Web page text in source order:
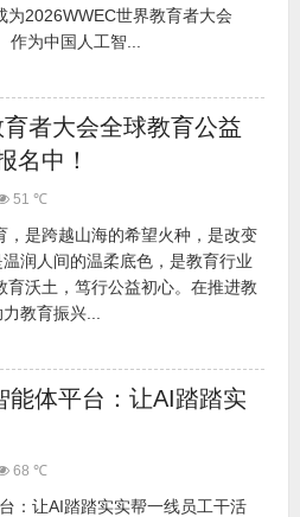
2026WWEC世界教育者大会
作为中国人工智...
者大会全球教育公益
名中！
51 ℃
，是跨越山海的希望火种，是改变
润人间的温柔底色，是教育行业
育沃土，笃行公益初心。在推进教
教育振兴...
能体平台：让AI踏踏实
68 ℃
：让AI踏踏实实帮一线员工干活